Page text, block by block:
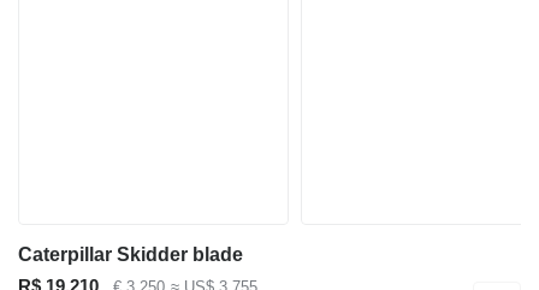
Caterpillar Skidder blade